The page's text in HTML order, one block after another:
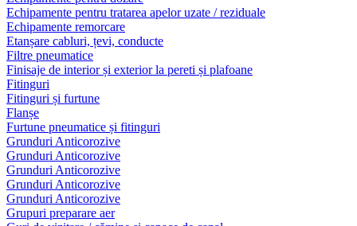
Echipamente pentru tratarea apelor uzate / reziduale
Echipamente remorcare
Etanșare cabluri, țevi, conducte
Filtre pneumatice
Finisaje de interior și exterior la pereti și plafoane
Fitinguri
Fitinguri și furtune
Flanșe
Furtune pneumatice și fitinguri
Grunduri Anticorozive
Grunduri Anticorozive
Grunduri Anticorozive
Grunduri Anticorozive
Grunduri Anticorozive
Grupuri preparare aer